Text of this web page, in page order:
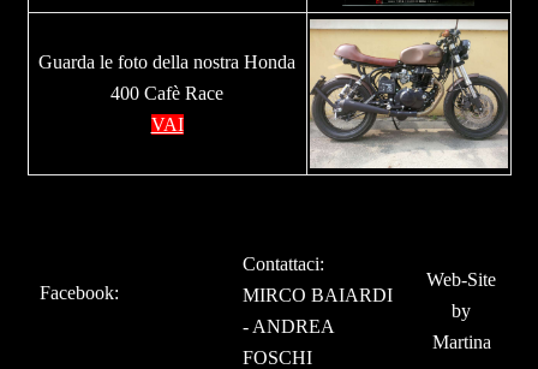
Guarda le foto della nostra Honda
400 Cafè Race
VAI
Facebook:
Contattaci:
MIRCO BAIARDI
- ANDREA
FOSCHI
Web-Site
by
Martina